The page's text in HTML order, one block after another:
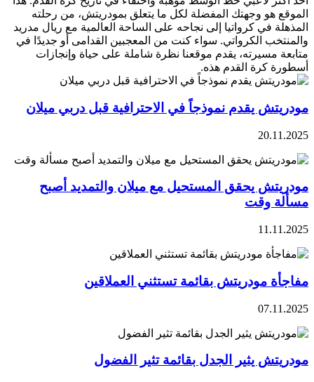
الموقع هو وجهتك المفضلة لكل ما يتعلق بمودريتش، من رحلته
المذهلة في كرواتيا إلى نجاحه على الساحة العالمية مع ريال مدريد
والمنتخب الكرواتي. سواء كنت من المعجبين القدامى أو جديدًا في
متابعة مسيرته، يقدم موقعنا نظرة شاملة على حياة وإنجازات
أسطورة كرة القدم هذه.
مودريتش يقدم نموذجاً في الاحترافية قبل دربي ميلان
20.11.2025
مودريتش يحقق المستحيل مع ميلان والتمديد أصبح
مسألة وقت
11.11.2025
مفاجأة مودريتش بقائمة تستثني العملاقين
07.11.2025
مودريتش يثير الجدل بقائمة تثير الفضول